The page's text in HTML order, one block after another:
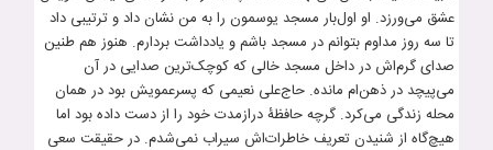
عشق می‌ورزد. او اول‌بار مسجد یوسمون را به من نشان داد و ترتیبی داد
تا سه روز مداوم بتوانم در مسجد باشم و یادداشت بردارم. هنوز هم طنین
صدای گرم‌اش در داخل مسجد خالی که کوچک‌ترین صدایی در آن
می‌پیچد در ذهن‌ام مانده. حاج‌علی نعیمی که پسرعمویش بود در همان
محله زندگی می‌کرد. گرچه حافظۀ درازمدت خود را از دست داده بود اما
هیچ‌گاه از شنیدن تعریف خاطرات‌اش سیراب نمی‌شدم. در حقیقت سعی